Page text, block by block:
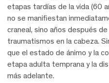
etapas tardías de la vida (60
no se manifiestan
craneal, sino años después
traumatismos en la cabeza.
que el estado de ánimo y la
etapa adulta temprana y la
más adelante.